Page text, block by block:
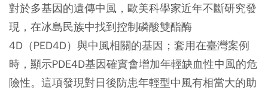
對於多基因的遺傳中風，歐美科學家近年不斷研究發
現，在冰島民族中找到控制磷酸雙酯酶
4D（PED4D）與中風相關的基因；套用在臺灣案例
時，顯示PDE4D基因確實會增加年輕缺血性中風的危
險性。這項發現對日後防患年輕型中風有相當大的助